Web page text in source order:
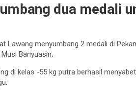
dua medali
Lawang menyumbang 2 medali di
Banyuasin.
di kelas -55 kg putra berhasil